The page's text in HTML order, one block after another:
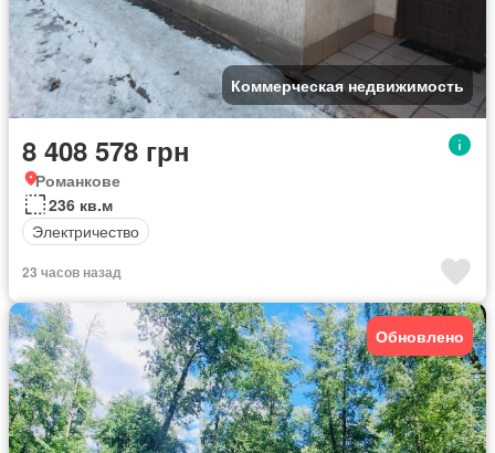
Коммерческая недвижимость
8 408 578 грн
Романкове
236 кв.м
Электричество
23 часов назад
Обновлено